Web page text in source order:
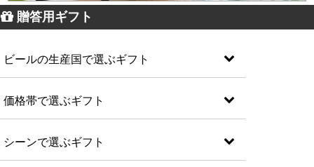
贈答用ギフト
ビールの生産国で選ぶギフト
価格帯で選ぶギフト
シーンで選ぶギフト